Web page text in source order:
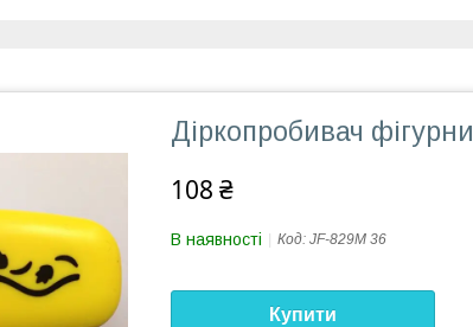
Діркопробивач
108 ₴
В наявності Код: JF-829M 36
Купити